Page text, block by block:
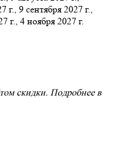
г., 9 сентября 2027 г.,
г., 4 ноября 2027 г.
скидки. Подробнее в